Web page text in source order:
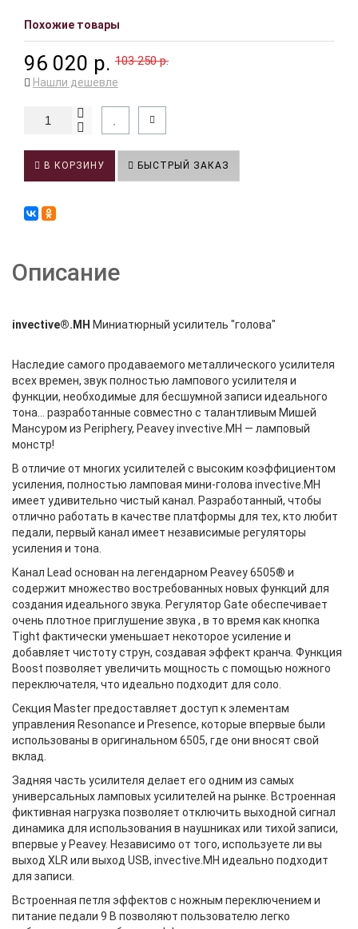
Похожие товары
96 020 р. 103 250 р.
Нашли дешевле
В КОРЗИНУ БЫСТРЫЙ ЗАКАЗ
Описание
invective®.MH Миниатюрный усилитель "голова"
Наследие самого продаваемого металлического усилителя
всех времен, звук полностью лампового усилителя и
функции, необходимые для бесшумной записи идеального
тона... разработанные совместно с талантливым Мишей
Мансуром из Periphery, Peavey invective.MH — ламповый
монстр!
В отличие от многих усилителей с высоким коэффициентом
усиления, полностью ламповая мини-голова invective.MH
имеет удивительно чистый канал. Разработанный, чтобы
отлично работать в качестве платформы для тех, кто любит
педали, первый канал имеет независимые регуляторы
усиления и тона.
Канал Lead основан на легендарном Peavey 6505® и
содержит множество востребованных новых функций для
создания идеального звука. Регулятор Gate обеспечивает
очень плотное приглушение звука , в то время как кнопка
Tight фактически уменьшает некоторое усиление и
добавляет чистоту струн, создавая эффект кранча. Функция
Boost позволяет увеличить мощность с помощью ножного
переключателя, что идеально подходит для соло.
Секция Master предоставляет доступ к элементам
управления Resonance и Presence, которые впервые были
использованы в оригинальном 6505, где они вносят свой
вклад.
Задняя часть усилителя делает его одним из самых
универсальных ламповых усилителей на рынке. Встроенная
фиктивная нагрузка позволяет отключить выходной сигнал
динамика для использования в наушниках или тихой записи,
впервые у Peavey. Независимо от того, используете ли вы
выход XLR или выход USB, invective.MH идеально подходит
для записи.
Встроенная петля эффектов с ножным переключением и
питание педали 9 В позволяют пользователю легко